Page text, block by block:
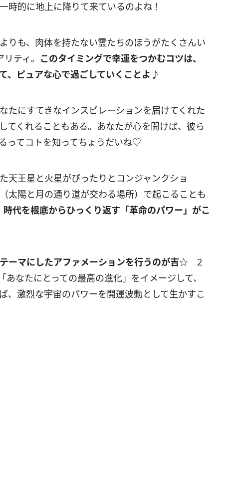
時的に地上に降りて来ているのよね！
りも、肉体を持たない霊たちのほうがたくさんい
ティ。 このタイミングで幸運をつかむコツは、
、ピュアな心で過ごしていくことよ ♪
たにすてきなインスピレーションを届けてくれた
てくれることもある。あなたが心を開けば、彼ら
ってコトを知ってちょうだいね♡
天王星と火星がぴったりとコンジャンクショ
陽と月の通り道が交わる場所）で起こることも
時代を根底からひっくり返す「革命のパワー」がこ
テーマにしたアファメーションを行うのが吉☆ 2
あなたにとっての最高の進化」をイメージして、
、激烈な宇宙のパワーを開運波動として生かすこ